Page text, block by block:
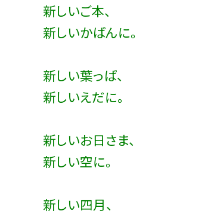
新しいご本、
新しいかばんに。
新しい葉っぱ、
新しいえだに。
新しいお日さま、
新しい空に。
新しい四月、